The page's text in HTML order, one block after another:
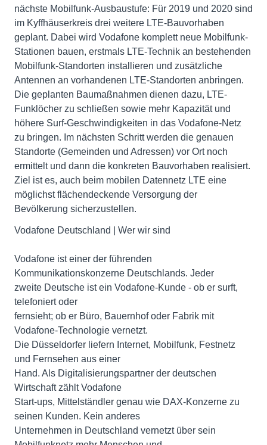
nächste Mobilfunk-Ausbaustufe: Für 2019 und 2020 sind
im Kyffhäuserkreis drei weitere LTE-Bauvorhaben
geplant. Dabei wird Vodafone komplett neue Mobilfunk-
Stationen bauen, erstmals LTE-Technik an bestehenden
Mobilfunk-Standorten installieren und zusätzliche
Antennen an vorhandenen LTE-Standorten anbringen.
Die geplanten Baumaßnahmen dienen dazu, LTE-
Funklöcher zu schließen sowie mehr Kapazität und
höhere Surf-Geschwindigkeiten in das Vodafone-Netz
zu bringen. Im nächsten Schritt werden die genauen
Standorte (Gemeinden und Adressen) vor Ort noch
ermittelt und dann die konkreten Bauvorhaben realisiert.
Ziel ist es, auch beim mobilen Datennetz LTE eine
möglichst flächendeckende Versorgung der
Bevölkerung sicherzustellen.
Vodafone Deutschland | Wer wir sind
Vodafone ist einer der führenden
Kommunikationskonzerne Deutschlands. Jeder
zweite Deutsche ist ein Vodafone-Kunde - ob er surft,
telefoniert oder
fernsieht; ob er Büro, Bauernhof oder Fabrik mit
Vodafone-Technologie vernetzt.
Die Düsseldorfer liefern Internet, Mobilfunk, Festnetz
und Fernsehen aus einer
Hand. Als Digitalisierungspartner der deutschen
Wirtschaft zählt Vodafone
Start-ups, Mittelständler genau wie DAX-Konzerne zu
seinen Kunden. Kein anderes
Unternehmen in Deutschland vernetzt über sein